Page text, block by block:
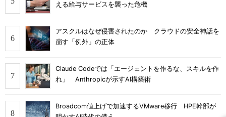
える給与サービスを襲った危機
アスクルはなぜ侵害されたのか クラウドの安全神話を
崩す「例外」の正体
Claude Codeでは「エージェントを作るな、スキルを作
れ」 Anthropicが示すAI構築術
Broadcom値上げで加速するVMware移行 HPE幹部が